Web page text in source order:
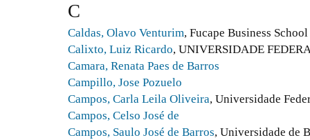
C
Caldas, Olavo Venturim, Fucape Business School
Calixto, Luiz Ricardo, UNIVERSIDADE
Camara, Renata Paes de Barros
Campillo, Jose Pozuelo
Campos, Carla Leila Oliveira, Universidade
Campos, Celso José de
Campos, Saulo José de Barros, Universidade de